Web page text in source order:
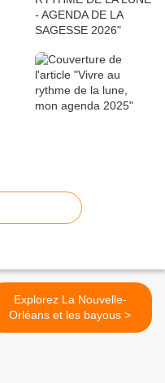
Explorez La Nouvelle-
Orléans et les bayous >